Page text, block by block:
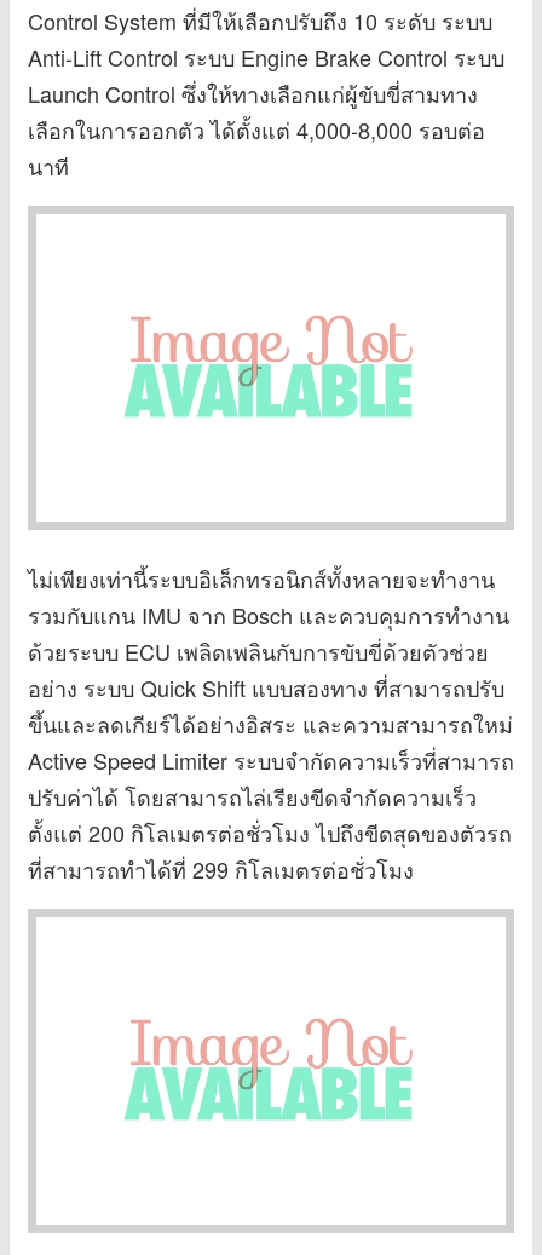
Control System ที่มีให้เลือกปรับถึง 10 ระดับ ระบบ
Anti-Lift Control ระบบ Engine Brake Control ระบบ
Launch Control ซึ่งให้ทางเลือกแก่ผู้ขับขี่สามทาง
เลือกในการออกตัว ได้ตั้งแต่ 4,000-8,000 รอบต่อ
นาที
ไม่เพียงเท่านี้ระบบอิเล็กทรอนิกส์ทั้งหลายจะทำงาน
รวมกับแกน IMU จาก Bosch และควบคุมการทำงาน
ด้วยระบบ ECU เพลิดเพลินกับการขับขี่ด้วยตัวช่วย
อย่าง ระบบ Quick Shift แบบสองทาง ที่สามารถปรับ
ขึ้นและลดเกียร์ได้อย่างอิสระ และความสามารถใหม่
Active Speed ​​Limiter ระบบจำกัดความเร็วที่สามารถ
ปรับค่าได้ โดยสามารถไล่เรียงขีดจำกัดความเร็ว
ตั้งแต่ 200 กิโลเมตรต่อชั่วโมง ไปถึงขีดสุดของตัวรถ
ที่สามารถทำได้ที่ 299 กิโลเมตรต่อชั่วโมง